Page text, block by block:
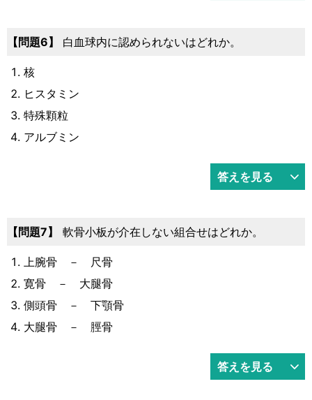
6 白血球内に認められないはどれか。
核
ヒスタミン
特殊顆粒
アルブミン
答えを見る
7 軟骨小板が介在しない組合せはどれか。
上腕骨 － 尺骨
寛骨 － 大腿骨
側頭骨 － 下顎骨
大腿骨 － 脛骨
答えを見る